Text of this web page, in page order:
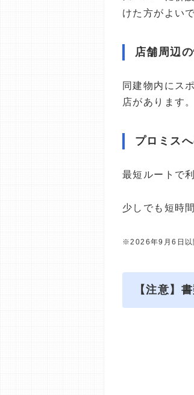
けた方がよいで
店舗周辺
同建物内にス
店があります。
プロミス
最短ルートで
少しでも短時
※2026年9月6日以
【注意】